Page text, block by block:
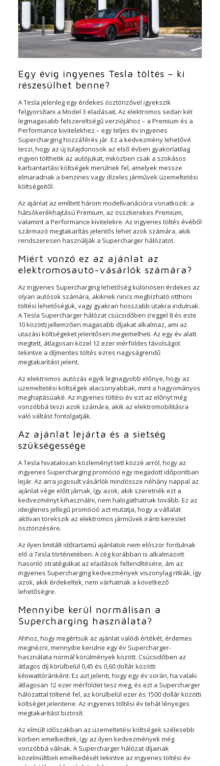
Egy évig ingyenes Tesla töltés – ki
részesülhet benne?
A Tesla jelenleg egy érdekes ösztönzővel igyekszik
felgyorsítani a Model 3 eladásait. Az elektromos sedan két
legmagasabb felszereltségű verziójához – a Premium és a
Performance kivitelekhez – egy teljes év ingyenes
Supercharging hozzáférés jár. Ez a kedvezmény lehetővé
teszi, hogy az új tulajdonosok az első évben gyakorlatilag
ingyen tölthetik az autójukat, miközben csak a szokásos
karbantartási költségek merülnek fel, amelyek messze
elmaradnak a benzines vagy dízeles járművek üzemeltetési
költségeitől.
Az ajánlat az említett három modellvariációra vonatkozik: a
hátsókerékhajtású Premium, az összkerekes Premium,
valamint a Performance kivitelekre. Az ingyenes töltés évéből
származó megtakarítás jelentős lehet azok számára, akik
rendszeresen használják a Supercharger hálózatot.
Miért vonzó ez az ajánlat az
elektromosautó-vásárlók számára?
Az ingyenes Supercharging lehetőség különösen érdekes az
olyan autósok számára, akiknek nincs megbízható otthoni
töltési lehetőségük, vagy gyakran hosszabb utakra indulnak.
A Tesla Supercharger hálózat csúcsidőben (reggel 8 és este
10 között) jellemzően magasabb díjakat alkalmaz, ami az
utazási költségeket jelentősen megemelheti. Az egy év alatt
megtett, átlagosan közel 12 ezer mérföldes távolságot
tekintve a díjmentes töltés ezres nagyságrendű
megtakarítást jelent.
Az elektromos autózás egyik legnagyobb előnye, hogy az
üzemeltetési költségek alacsonyabbak, mint a hagyományos
meghajtásúaké. Az ingyenes töltési év ezt az előnyt még
vonzóbbá teszi azok számára, akik az elektromobilitásra
való váltást fontolgatják.
Az ajánlat lejárta és a sietség
szükségessége
A Tesla hivatalosan közleményt tett közzé arról, hogy az
ingyenes Supercharging promóció egy megadott időpontban
lejár. Az arra jogosult vásárlók mindössze néhány nappal az
ajánlat vége előtt járnak, így azok, akik szeretnék ezt a
kedvezményt kihasználni, nem halogathatnak tovább. Ez az
ideiglenes jellegű promóció azt mutatja, hogy a vállalat
aktívan törekszik az elektromos járművek iránti kereslet
ösztönzésére.
Az ilyen limitált időtartamú ajánlatok nem először fordulnak
elő a Tesla történetében. A cég korábban is alkalmazott
hasonló stratégiákat az eladások fellendítésére, ám az
ingyenes Supercharging kedvezmények viszonylag ritkák, így
azok, akik érdekeltek, nem várhatnak a következő
lehetőségre.
Mennyibe kerül normálisan a
Supercharging használata?
Ahhoz, hogy megértsük az ajánlat valódi értékét, érdemes
megnézni, mennyibe kerülne egy év Supercharger-
használata normál körülmények között. Csúcsidőben az
átlagos díj körülbelül 0,45 és 0,60 dollár közötti
kilowattóránként. Ez azt jelenti, hogy egy év során, ha valaki
átlagosan 12 ezer mérföldet tesz meg, és ezt a Supercharger
hálózattal töltené fel, az körülbelül ezer és 1500 dollár közötti
költséget jelentene. Az ingyenes töltési év tehát lényeges
megtakarítást biztosít.
Az elmúlt időszakban az üzemeltetési költségek szélesebb
körben emelkedtek, így az ilyen kedvezmények még
vonzóbbá válnak. A Supercharger hálózat díjainak
közelmúltbeli emelkedését tekintve az ingyenes töltési év